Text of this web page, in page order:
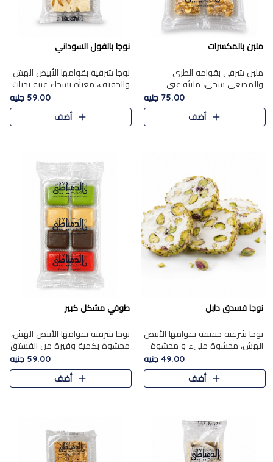
ملبن بالمكسرات
ملبن شرقي بقوامه الطري
والمضغي سخي، مليئة غني
بتشكيلة فاخرة من المكسرات
مشكلة المختارة التي تقدم تضيف
قرمشة مميزة مرضية ونكهة
75.00 جنيه
أضف
نوجا بالفول السوداني
نوجا شرقية بقوامها الأبيض الهش
والخفيف، معبأة بسخاء غنية بحبات
الفول السوداني المحمص التي
يقدم تضيف قرمشة مميزة مرضية
وتوازنًا رائعًا مع حلا..
59.00 جنيه
أضف
نوجا فسدق دابل
نوجا شرقية خفيفة بقوامها الأبيض
الهش، محشوة مليء و محشوة
بـكمية وفيرة من الفستق الفاخر
لتمنحك نكهة مكسرات غنية
وقرمشة مميزة في كل قطعة و
49.00 جنيه
أضف
طوفي مشكل كبير
نوجا شرقية بقوامها الأبيض الهش،
محشوة بكمية وفيرة من الفستق
الفاخر لتمنحك نكهة غنية وقرمشة
مميزة في كل قطعة، لتجربة تجمع
بين الفخامة والمذاق..
59.00 جنيه
أضف